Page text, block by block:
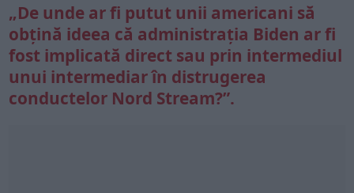
„De unde ar fi putut unii americani să
obțină ideea că administrația Biden ar fi
fost implicată direct sau prin intermediul
unui intermediar în distrugerea
conductelor Nord Stream?”.